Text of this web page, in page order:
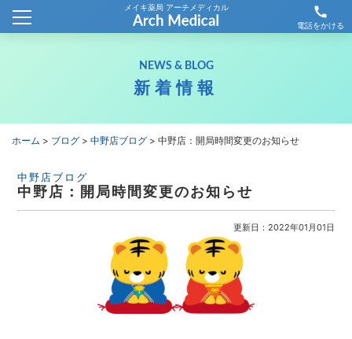
メイキ薬局 アーチメディカル call
電話をかける
ホーム
新着情報
薬局情報
採用情報
お問合せ
NEWS & BLOG
新着情報
ホーム > ブログ > 中野店ブログ > 中野店：開局時間変更のお知らせ
中野店ブログ
中野店：開局時間変更のお知らせ
更新日：2022年01月01日